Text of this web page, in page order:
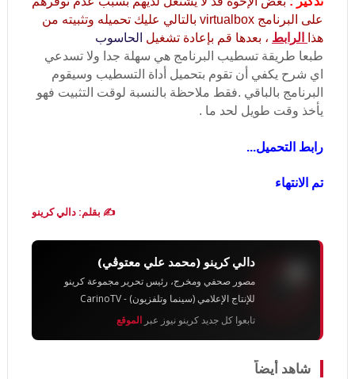
على البرنامج virtualbox بالتالي عليك تحميله وتثبيته من
هذا
الرابط ، بعدها قم بإعادة تشغيل الحاسوب
طبعا طريقة تسطيب البرنامج هي سهلة جدا ولا تسدعي
اي شرح يكفي أن تقوم بتحميل أداة التسطيب وسيقوم
البرنامج بالباقي .فقط ملاحظة بالنسبة لوقت التثبيت فهو
يأخذ وقت طويل لحد ما .
رابط التحميل...
تم الانتهاء
✍️ بقلم: دالي كرينو
دالي كرينو (محمد علي معتوڨي)
مصور صحفي ومخرج، رئيس تحرير مجموعة كرينو
للإنتاج الإعلامي (سينما وتلفزيون) - CarinoTV
تابعوا كل جديد كرينو نيوز عبر الموقع
شاهد أيضاً